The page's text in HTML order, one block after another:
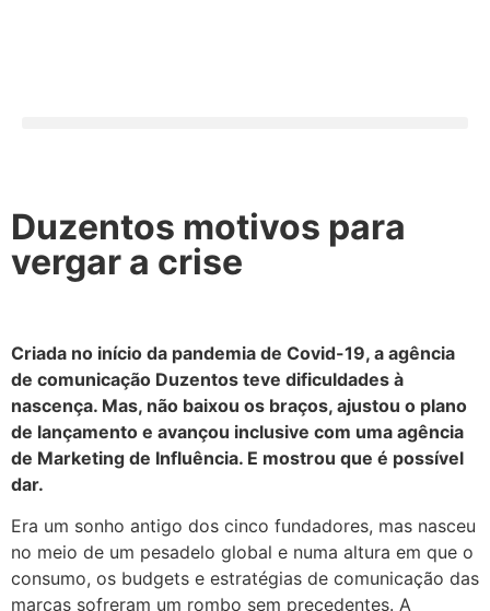
Duzentos motivos para
vergar a crise
Criada no início da pandemia de Covid-19, a agência
de comunicação Duzentos teve dificuldades à
nascença. Mas, não baixou os braços, ajustou o plano
de lançamento e avançou inclusive com uma agência
de Marketing de Influência. E mostrou que é possível
dar.
Era um sonho antigo dos cinco fundadores, mas nasceu
no meio de um pesadelo global e numa altura em que o
consumo, os budgets e estratégias de comunicação das
marcas sofreram um rombo sem precedentes. A